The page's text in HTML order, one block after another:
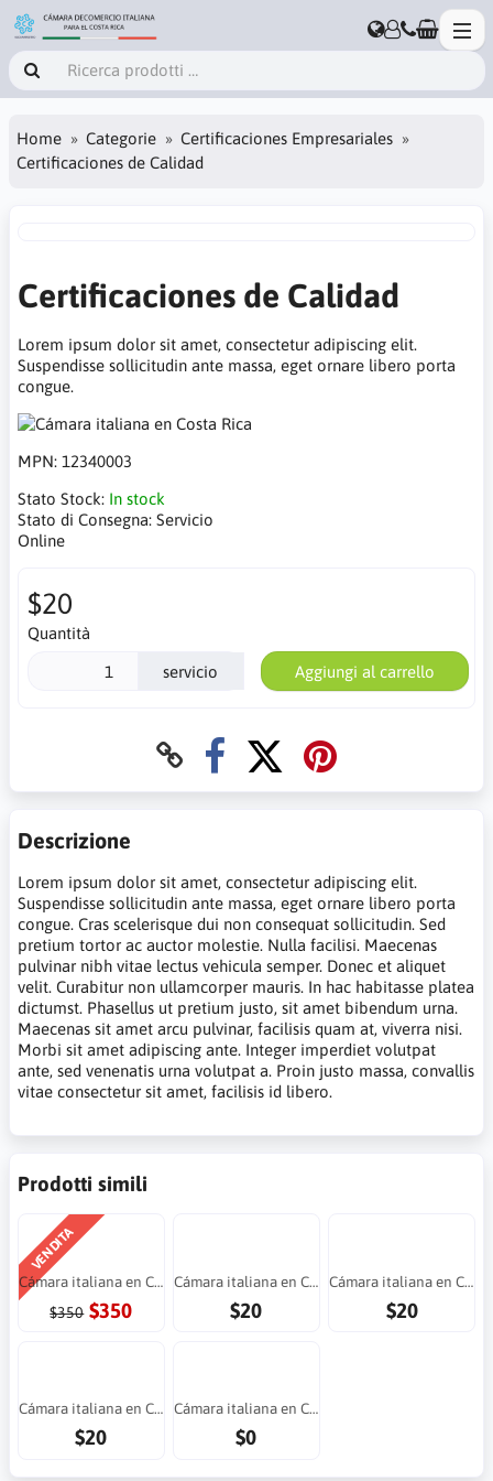
Home Categorie
Certificaciones Empresariales
Certificaciones de Calidad
Certificaciones de Calidad
Lorem ipsum dolor sit amet, consectetur adipiscing elit.
Suspendisse sollicitudin ante massa, eget ornare libero porta
congue.
MPN: 12340003
Stato Stock: In stock
Stato di Consegna: Servicio
Online
$20
Quantità
servicio Aggiungi al carrello
Descrizione
Lorem ipsum dolor sit amet, consectetur adipiscing elit.
Suspendisse sollicitudin ante massa, eget ornare libero porta
congue. Cras scelerisque dui non consequat sollicitudin. Sed
pretium tortor ac auctor molestie. Nulla facilisi. Maecenas
pulvinar nibh vitae lectus vehicula semper. Donec et aliquet
velit. Curabitur non ullamcorper mauris. In hac habitasse platea
dictumst. Phasellus ut pretium justo, sit amet bibendum urna.
Maecenas sit amet arcu pulvinar, facilisis quam at, viverra nisi.
Morbi sit amet adipiscing ante. Integer imperdiet volutpat
ante, sed venenatis urna volutpat a. Proin justo massa, convallis
vitae consectetur sit amet, facilisis id libero.
Prodotti simili
VENDITA
Cámara italiana en Costa Rica
$350 $350
Cámara italiana en Costa Rica
$20
Cámara italiana en Costa Rica
$20
Cámara italiana en Costa Rica
$20
Cámara italiana en Costa Rica
$0